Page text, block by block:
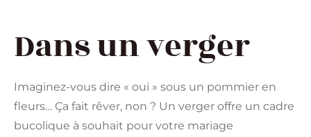
Dans un verger
Imaginez-vous dire « oui » sous un pommier en
fleurs… Ça fait rêver, non ? Un verger offre un cadre
bucolique à souhait pour votre mariage